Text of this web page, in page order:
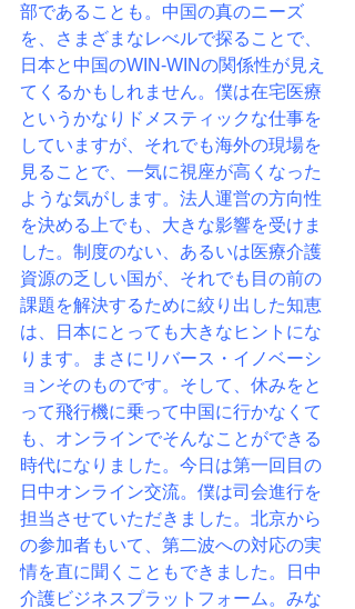
部であることも。 中国の真のニーズ
を、さまざまなレべルで探ることで、
日本と中国のWIN-WINの関係性が見え
てくるかもしれません。 僕は在宅医療
というかなりドメスティックな仕事を
していますが、 それでも海外の現場を
見ることで、一気に視座が高くなった
ような気がします。 法人運営の方向性
を決める上でも、大きな影響を受けま
した。 制度のない、あるいは医療介護
資源の乏しい国が、 それでも目の前の
課題を解決するために絞り出した知恵
は、
日本にとっても大きなヒントにな
ります。
まさにリバース・イノベーシ
ョンそのものです。 そして、休みをと
って飛行機に乗って中国に行かなくて
も、 オンラインでそんなことができる
時代になりました。 今日は第一回目の
日中オンライン交流。 僕は司会進行を
担当させていただきました。 北京から
の参加者もいて、第二波への対応の実
情を直に聞くこともできました。
日中
介護ビジネスプラットフォーム。 みな